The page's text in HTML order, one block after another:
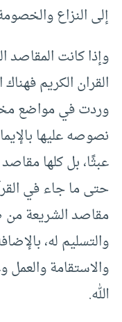
إلى النزاع
وإذا كانت
القران الكريم
وردت في مواضع
نصوصه عليها
عبثًا، بل كلها
حتى ما جاء في
مقاصد الشريعة من
والتسليم له،
والاستقامة
الله.